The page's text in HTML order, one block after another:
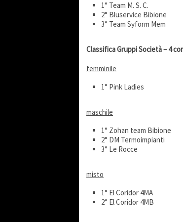
1° Team M. S. C.
2° Bluservice Bibione
3° Team Syform Mem
Classifica Gruppi Società – 4
femminile
1° Pink Ladies
maschile
1° Zohan team Bibione
2° DM Termoimpianti
3° Le Rocce
misto
1° El Coridor 4MA
2° El Coridor 4MB